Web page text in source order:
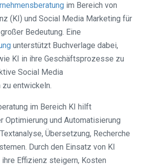
im Bereich von
(KI) und Social Media Marketing für
Bedeutung. Eine
unterstützt Buchverlage dabei,
KI in ihre Geschäftsprozesse zu
Social Media
entwickeln.
im Bereich KI hilft
Optimierung und Automatisierung
Übersetzung, Recherche
Durch den Einsatz von KI
ihre Effizienz steigern, Kosten